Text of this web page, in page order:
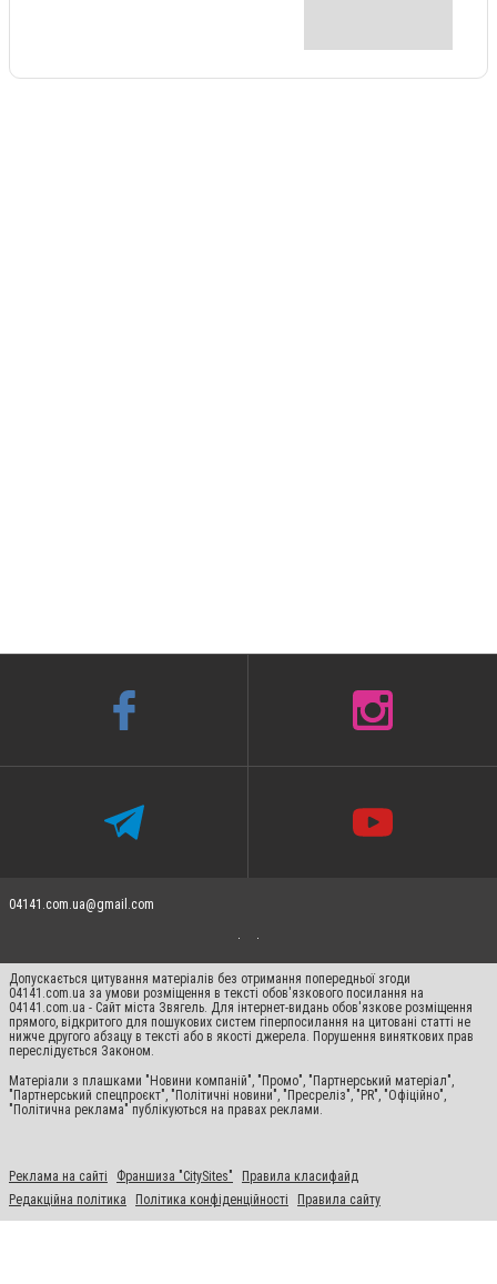
04141.com.ua@gmail.com
Допускається цитування матеріалів без отримання попередньої згоди
04141.com.ua за умови розміщення в тексті обов'язкового посилання на
04141.com.ua - Сайт міста Звягель. Для інтернет-видань обов'язкове розміщення
прямого, відкритого для пошукових систем гіперпосилання на цитовані статті не
нижче другого абзацу в тексті або в якості джерела. Порушення виняткових прав
переслідується Законом.
Матеріали з плашками "Новини компаній", "Промо", "Партнерський матеріал",
"Партнерський спецпроєкт", "Політичні новини", "Пресреліз", "PR", "Офіційно",
"Політична реклама" публікуються на правах реклами.
Реклама на сайті Франшиза "CitySites"
Правила класифайд
Редакційна політика
Політика конфіденційності Правила сайту